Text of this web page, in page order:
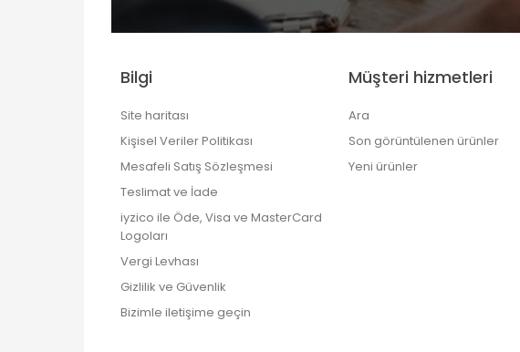
Bilgi
Site haritası
Kişisel Veriler Politikası
Mesafeli Satış Sözleşmesi
Teslimat ve İade
iyzico ile Öde, Visa ve MasterCard
Logoları
Vergi Levhası
Gizlilik ve Güvenlik
Bizimle iletişime geçin
Müşteri hizmetleri
Ara
Son görüntülenen ürünler
Yeni ürünler